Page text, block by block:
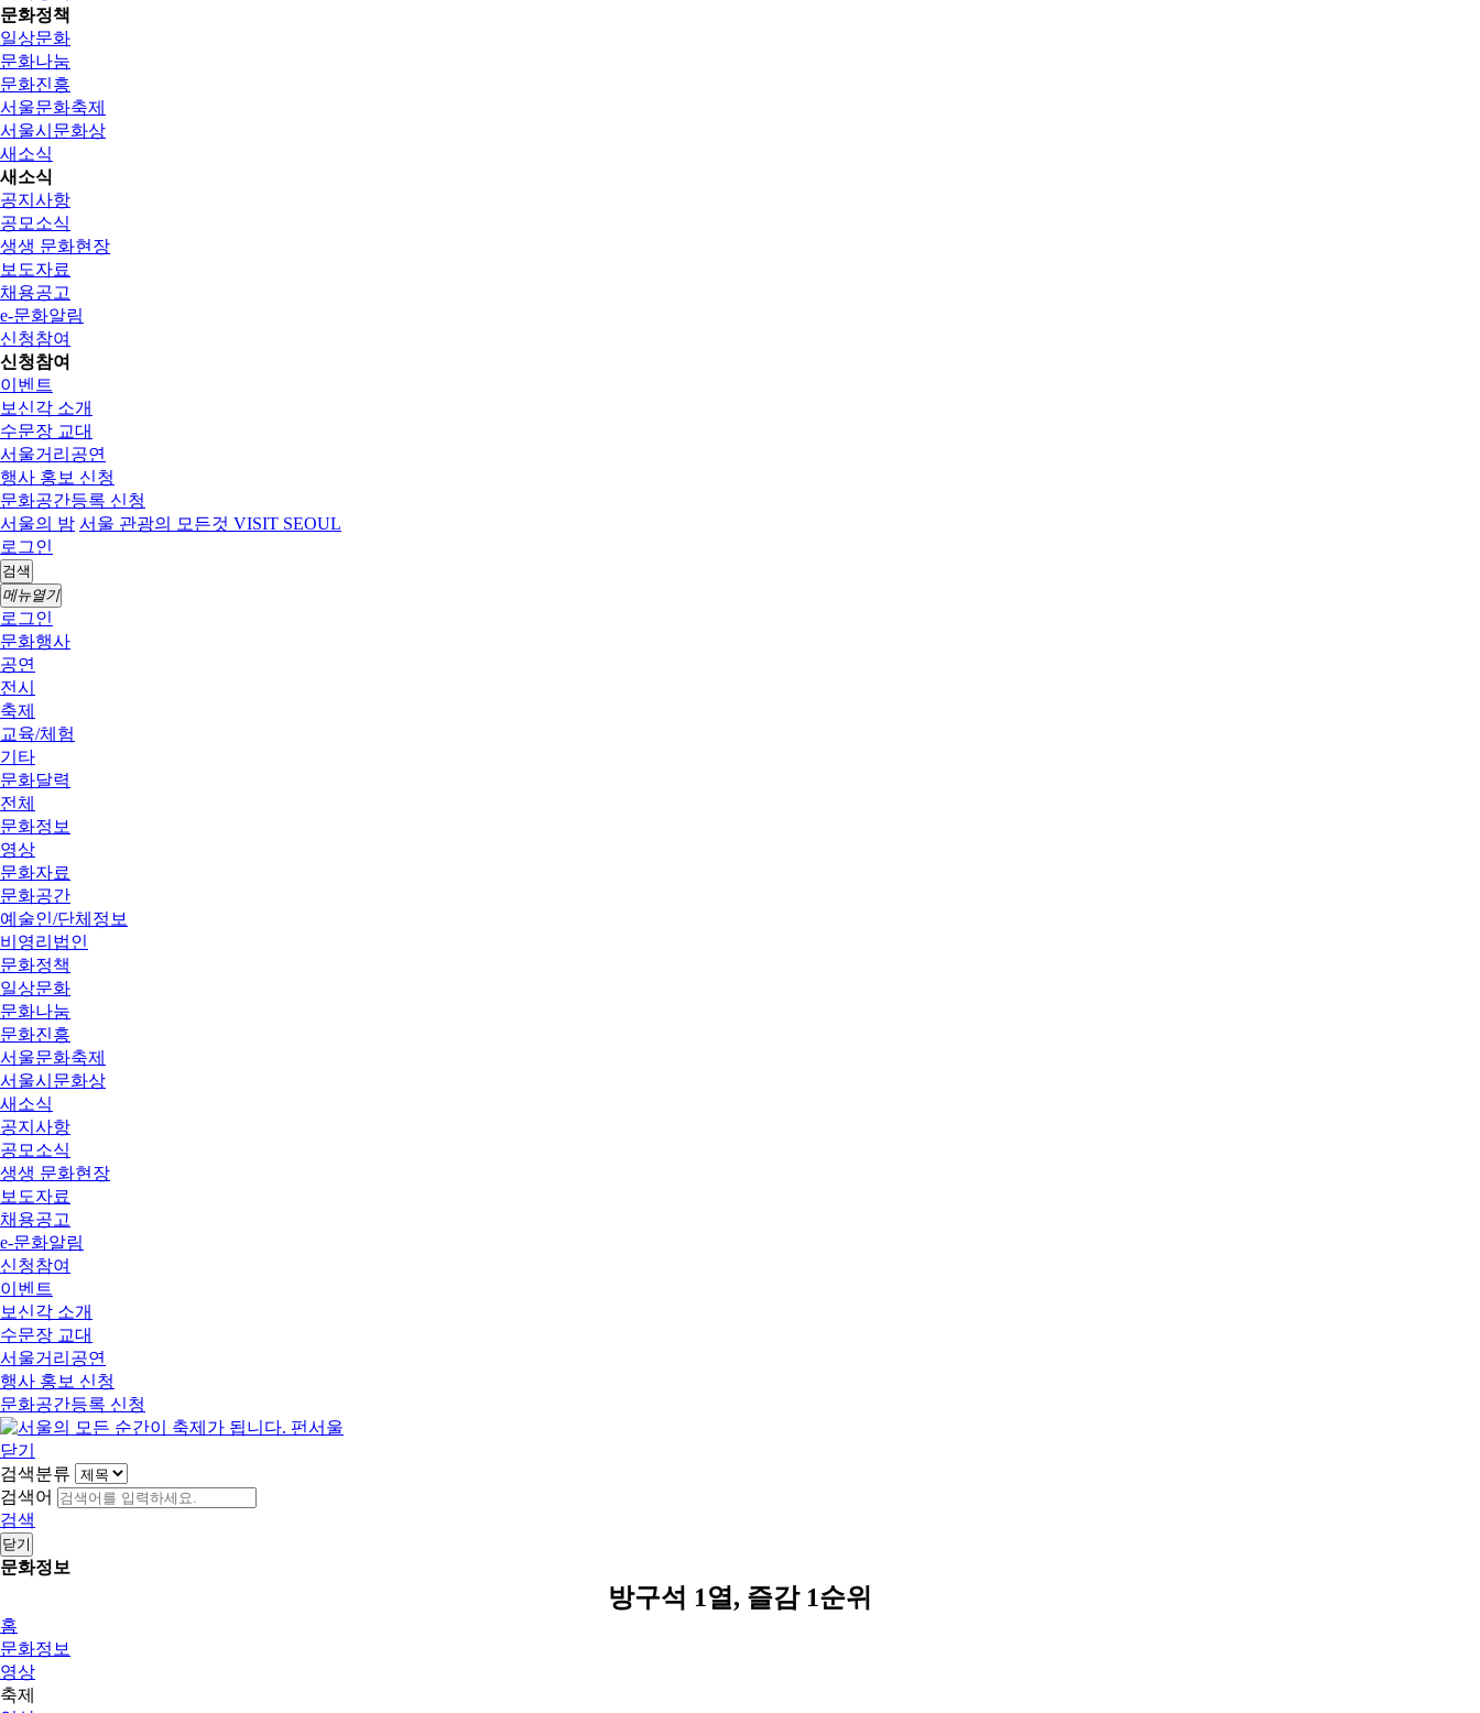
문화정책
일상문화
문화나눔
문화진흥
서울문화축제
서울시문화상
새소식
새소식
공지사항
공모소식
생생 문화현장
보도자료
채용공고
e-문화알림
신청참여
신청참여
이벤트
보신각 소개
수문장 교대
서울거리공연
행사 홍보 신청
문화공간등록 신청
서울의 밤 서울 관광의 모든것 VISIT SEOUL
로그인
검색
메뉴열기
로그인
문화행사
공연
전시
축제
교육/체험
기타
문화달력
전체
문화정보
영상
문화자료
문화공간
예술인/단체정보
비영리법인
문화정책
일상문화
문화나눔
문화진흥
서울문화축제
서울시문화상
새소식
공지사항
공모소식
생생 문화현장
보도자료
채용공고
e-문화알림
신청참여
이벤트
보신각 소개
수문장 교대
서울거리공연
행사 홍보 신청
문화공간등록 신청
닫기
검색분류
검색어
검색
닫기
문화정보
방구석 1열, 즐감 1순위
홈
문화정보
영상
축제